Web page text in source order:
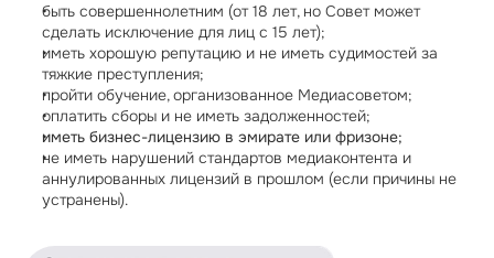
быть совершеннолетним (от 18 лет, но Совет может
сделать исключение для лиц с 15 лет);
иметь хорошую репутацию и не иметь судимостей за
тяжкие преступления;
пройти обучение, организованное Медиасоветом;
оплатить сборы и не иметь задолженностей;
иметь бизнес-лицензию в эмирате или фризоне;
не иметь нарушений стандартов медиаконтента и
аннулированных лицензий в прошлом (если причины не
устранены).